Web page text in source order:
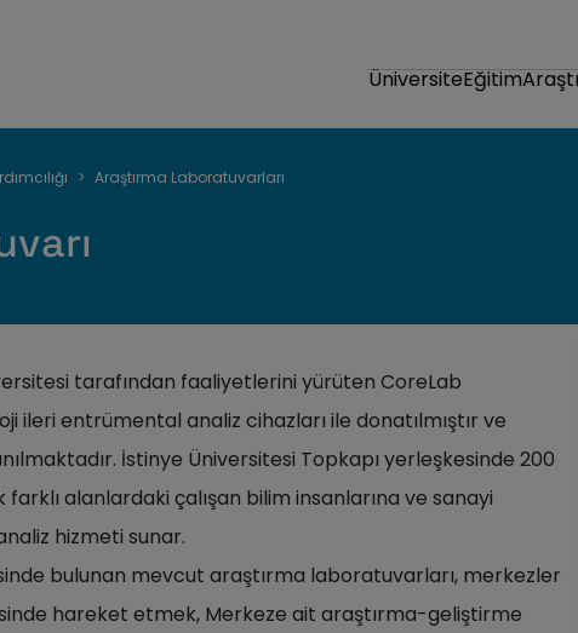
ÜniversiteEğitim
Araştırma Laboratuvarları
tarafından faaliyetlerini yürüten CoreLab
ileri entrümental analiz cihazları ile donatılmıştır ve
İstinye Üniversitesi Topkapı yerleşkesinde 200
alanlardaki çalışan bilim insanlarına ve sanayi
hizmeti sunar.
bulunan mevcut araştırma laboratuvarları, merkezler
hareket etmek, Merkeze ait araştırma-geliştirme